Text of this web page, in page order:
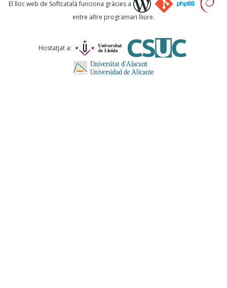
Comentari *
El lloc web de Softcatalà funciona gràcies a
entre altre programari lliure.
Hostatjat a: